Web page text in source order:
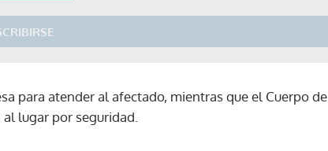
para atender al afectado, mientras que el Cuerpo de
lugar por seguridad.